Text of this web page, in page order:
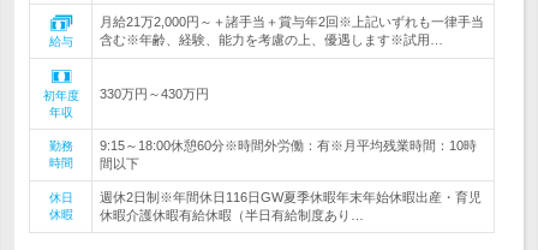
給与
月給21万2,000円～＋諸手当＋賞与年2回※上記いずれも一律手当
含む※年齢、経験、能力を考慮の上、優遇します※試用…
初年度
年収
330万円～430万円
勤務
時間
9:15～18:00休憩60分※時間外労働：有※月平均残業時間：10時
間以下
休日
休暇
週休2日制※年間休日116日GW夏季休暇年末年始休暇出産・育児
休暇介護休暇有給休暇（半日有給制度あり…